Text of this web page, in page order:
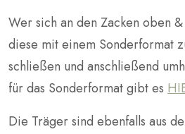
Wer sich an den Zacken oben
diese mit einem Sonderformat
schließen und anschließend
für das Sonderformat gibt es
Die Träger sind ebenfalls aus